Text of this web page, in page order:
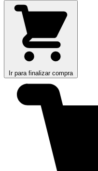
Ir para finalizar compra